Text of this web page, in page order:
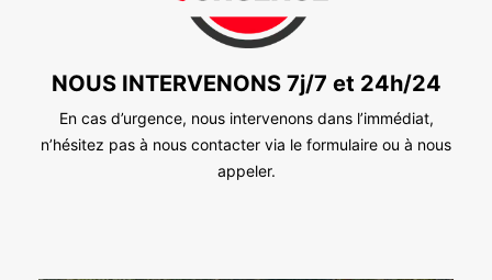
NOUS INTERVENONS 7j/7 et 24h/24
En cas d’urgence, nous intervenons dans l’immédiat,
n’hésitez pas à nous contacter via le formulaire ou à nous
appeler.